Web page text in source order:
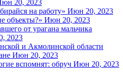
20, 2023
на работу» Июн 20, 2023
объекты?» Июн 20, 2023
от урагана мальчика
2023
и Акмолинской области
Июн 20, 2023
вспомнят: обруч Июн 20, 2023